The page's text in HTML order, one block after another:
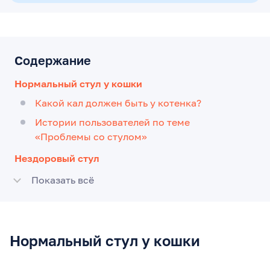
Содержание
Нормальный стул у кошки
Какой кал должен быть у котенка?
Истории пользователей по теме
«Проблемы со стулом»
Нездоровый стул
Показать всё
Нормальный стул у кошки